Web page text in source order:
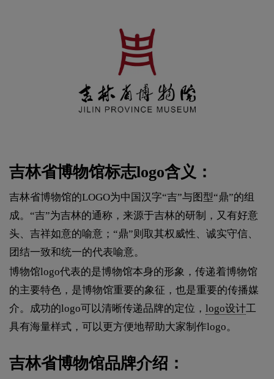
吉林省博物馆标志logo含义：
吉林省博物馆的LOGO为中国汉字“吉”与图型“鼎”的组
成。“吉”为吉林的通称，来源于吉林的研制，又有好意
头、吉祥如意的喻意；“鼎”则取其权威性、诚实守信、
团结一致和统一的代表喻意。
博物馆logo代表的是博物馆本身的形象，传递着博物馆
的主要特色，是博物馆重要的象征，也是重要的传播媒
介。成功的logo可以清晰传递品牌的定位， logo设计工
具有海量样式，可以更方便地帮助大家制作logo。
吉林省博物馆品牌介绍：